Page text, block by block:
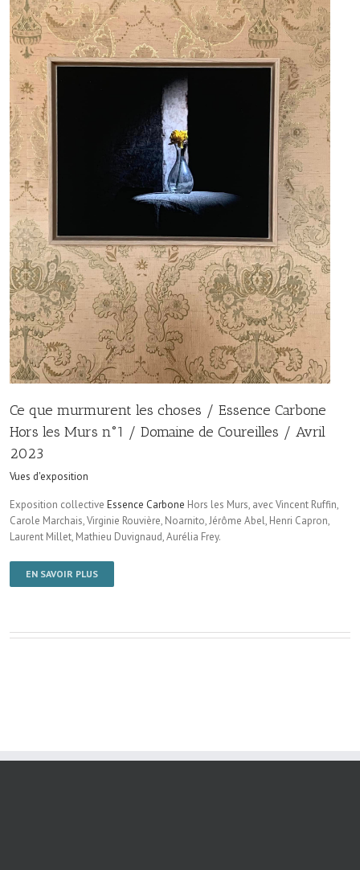
Ce que murmurent les choses / Essence Carbone
Hors les Murs n°1 / Domaine de Coureilles / Avril
2023
Vues d'exposition
Exposition collective Essence Carbone Hors les Murs, avec Vincent Ruffin,
Carole Marchais, Virginie Rouvière, Noarnito, Jérôme Abel, Henri Capron,
Laurent Millet, Mathieu Duvignaud, Aurélia Frey.
EN SAVOIR PLUS